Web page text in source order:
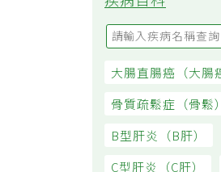
疾病百科